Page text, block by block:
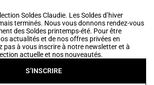
Soldes Claudie. Les Soldes d’hiver
terminés. Nous vous donnons rendez-vous
des Soldes printemps-été. Pour être
actualités et de nos offres privées en
pas à vous inscrire à notre newsletter et à
actuelle et nos nouveautés.
S’INSCRIRE